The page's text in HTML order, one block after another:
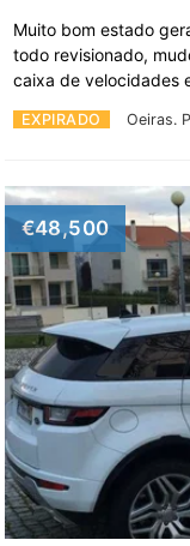
EXPIRADO Oeiras.
Muito bom estado
todo revisionado,
caixa de velocidades
€48,500